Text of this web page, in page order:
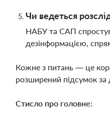
Чи ведеться
НАБУ та САП
дезінформацією,
Кожне з питань — це
розширений підсумок за
Стисло про головне: